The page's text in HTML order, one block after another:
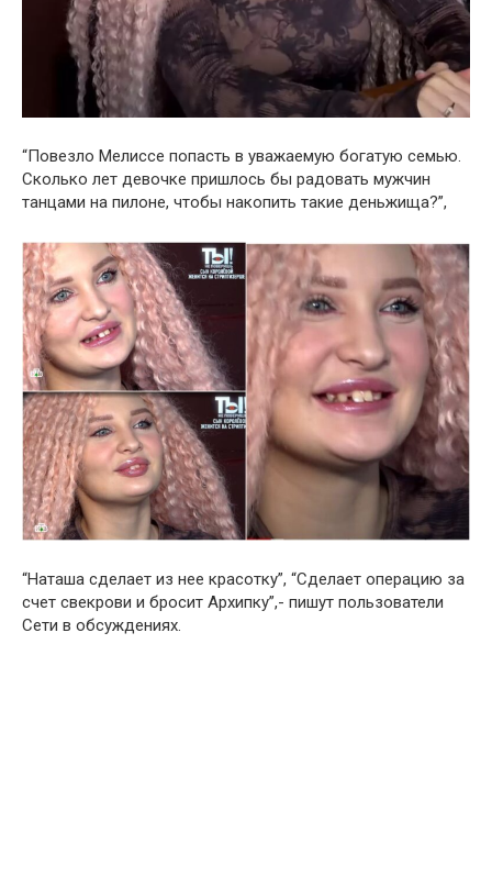
“Повезло Мелиссе попасть в уважаемую богатую семью.
Сколько лет девочке пришлось бы радовать мужчин
танцами на пилоне, чтобы накопить такие деньжища?”,
“Наташа сделает из нее красотку”, “Сделает операцию за
счет свекрови и бросит Архипку”,- пишут пользователи
Сети в обсуждениях.